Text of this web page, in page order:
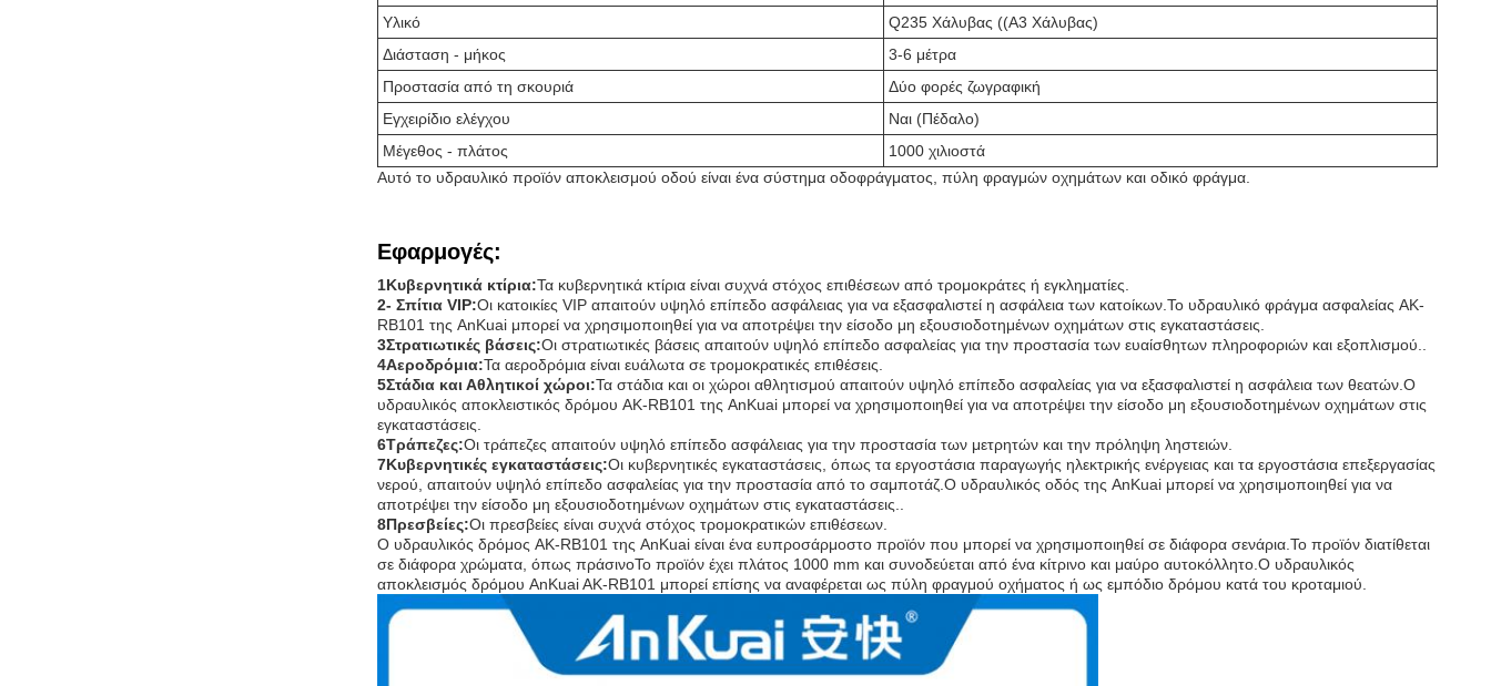
Υλικό
Q235 Χάλυβας ((Α3 Χάλυβας)
Διάσταση - μήκος
3-6 μέτρα
Προστασία από τη σκουριά
Δύο φορές ζωγραφική
Εγχειρίδιο ελέγχου
Ναι (Πέδαλο)
Μέγεθος - πλάτος
1000 χιλιοστά
Αυτό το υδραυλικό προϊόν αποκλεισμού οδού είναι ένα σύστημα οδοφράγματος, πύλη φραγμών οχημάτων και οδικό φράγμα.
Εφαρμογές:
1Κυβερνητικά κτίρια:Τα κυβερνητικά κτίρια είναι συχνά στόχος επιθέσεων από τρομοκράτες ή εγκληματίες.
2- Σπίτια VIP:Οι κατοικίες VIP απαιτούν υψηλό επίπεδο ασφάλειας για να εξασφαλιστεί η ασφάλεια των κατοίκων.Το υδραυλικό φράγμα ασφαλείας AK-
RB101 της AnKuai μπορεί να χρησιμοποιηθεί για να αποτρέψει την είσοδο μη εξουσιοδοτημένων οχημάτων στις εγκαταστάσεις.
3Στρατιωτικές βάσεις:Οι στρατιωτικές βάσεις απαιτούν υψηλό επίπεδο ασφαλείας για την προστασία των ευαίσθητων πληροφοριών και εξοπλισμού..
4Αεροδρόμια:Τα αεροδρόμια είναι ευάλωτα σε τρομοκρατικές επιθέσεις.
5Στάδια και Αθλητικοί χώροι:Τα στάδια και οι χώροι αθλητισμού απαιτούν υψηλό επίπεδο ασφαλείας για να εξασφαλιστεί η ασφάλεια των θεατών.Ο
υδραυλικός αποκλειστικός δρόμου AK-RB101 της AnKuai μπορεί να χρησιμοποιηθεί για να αποτρέψει την είσοδο μη εξουσιοδοτημένων οχημάτων στις
εγκαταστάσεις.
6Τράπεζες:Οι τράπεζες απαιτούν υψηλό επίπεδο ασφάλειας για την προστασία των μετρητών και την πρόληψη ληστειών.
7Κυβερνητικές εγκαταστάσεις:Οι κυβερνητικές εγκαταστάσεις, όπως τα εργοστάσια παραγωγής ηλεκτρικής ενέργειας και τα εργοστάσια επεξεργασίας
νερού, απαιτούν υψηλό επίπεδο ασφαλείας για την προστασία από το σαμποτάζ.Ο υδραυλικός οδός της AnKuai μπορεί να χρησιμοποιηθεί για να
αποτρέψει την είσοδο μη εξουσιοδοτημένων οχημάτων στις εγκαταστάσεις..
8Πρεσβείες:Οι πρεσβείες είναι συχνά στόχος τρομοκρατικών επιθέσεων.
Ο υδραυλικός δρόμος AK-RB101 της AnKuai είναι ένα ευπροσάρμοστο προϊόν που μπορεί να χρησιμοποιηθεί σε διάφορα σενάρια.Το προϊόν διατίθεται
σε διάφορα χρώματα, όπως πράσινοΤο προϊόν έχει πλάτος 1000 mm και συνοδεύεται από ένα κίτρινο και μαύρο αυτοκόλλητο.Ο υδραυλικός
αποκλεισμός δρόμου AnKuai AK-RB101 μπορεί επίσης να αναφέρεται ως πύλη φραγμού οχήματος ή ως εμπόδιο δρόμου κατά του κροταμιού.